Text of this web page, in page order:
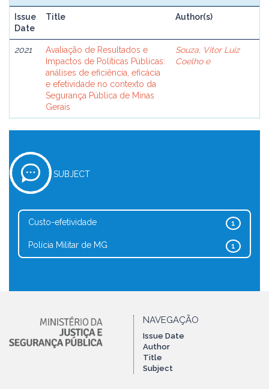
Issue
Date
Title Author(s)
2021
Avaliação de Resultados e
Impactos de Políticas Públicas:
análises de eficiência, eficácia
e efetividade no contexto da
Segurança Pública de Minas
Gerais
Souza, Vitor Luiz
Coelho e
SUBJECT
1
Custo-efetividade
1
Polícia Militar de MG
NAVEGAÇÃO
Issue Date
Author
Title
Subject